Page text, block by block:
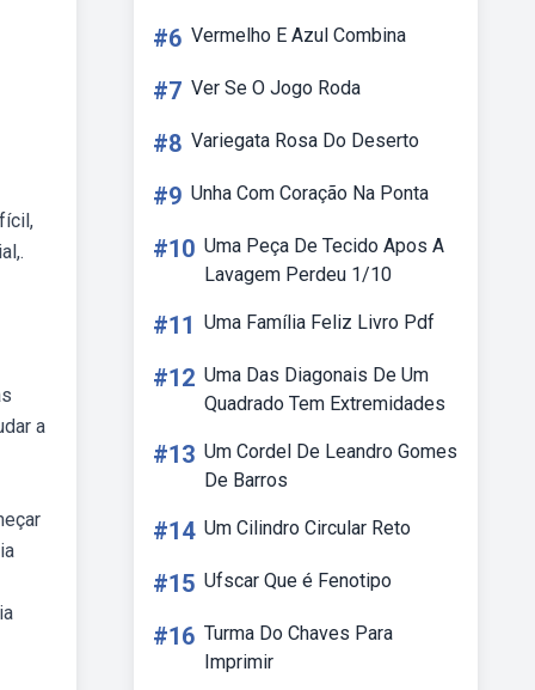
a
#6 Vermelho E Azul Combina
#7 Ver Se O Jogo Roda
#8 Variegata Rosa Do Deserto
#9 Unha Com Coração Na Ponta
#10 Uma Peça De Tecido Apos A
Lavagem Perdeu 1/10
#11 Uma Família Feliz Livro Pdf
#12 Uma Das Diagonais De Um
Quadrado Tem Extremidades
#13 Um Cordel De Leandro Gomes
De Barros
#14 Um Cilindro Circular Reto
#15 Ufscar Que é Fenotipo
#16 Turma Do Chaves Para
Imprimir